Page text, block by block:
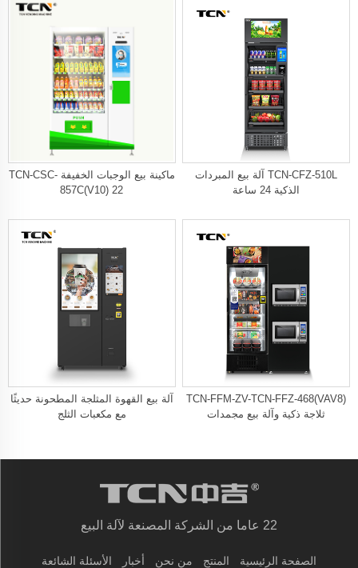
ماكينة بيع الوجبات الخفيفة TCN-CSC-
857C(V10) 22
TCN-CFZ-510L آلة بيع المبردات
الذكية 24 ساعة
آلة بيع القهوة المثلجة المطحونة حديثًا
مع مكعبات الثلج
TCN-FFM-ZV-TCN-FFZ-468(VAV8)
ثلاجة ذكية وآلة بيع مجمدات
22 عاما من الشركة المصنعة لآلة البيع
الصفحة الرئيسية المنتج من نحن أخبار الأسئلة الشائعة